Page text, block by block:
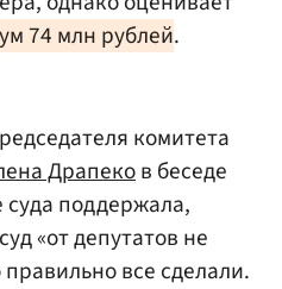
74 млн рублей.
комитета
Драпеков беседе
поддержала,
«от депутатов не
все сделали.